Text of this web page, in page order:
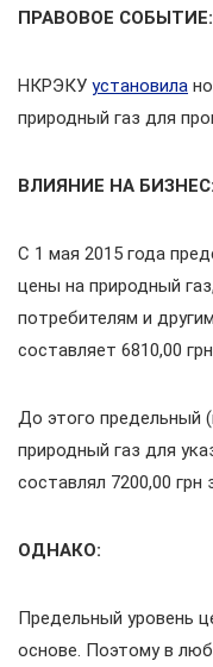
ПРАВОВОЕ СОБЫТИЕ:
НКРЭКУ установила
природный газ для
ВЛИЯНИЕ НА БИЗНЕС:
С 1 мая 2015 года
цены на природный
потребителям и
составляет 6810,00
До этого предельный
природный газ для
составлял 7200,00 грн
ОДНАКО:
Предельный уровень
основе. Поэтому в